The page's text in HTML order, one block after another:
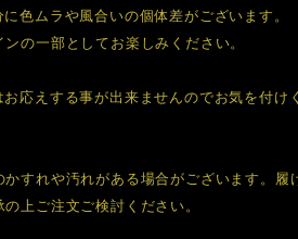
色ムラや風合いの個体差がございます。
の一部としてお楽しみください。
応えする事が出来ませんのでお気を付け
すれや汚れがある場合がございます。
上ご注文ご検討ください。